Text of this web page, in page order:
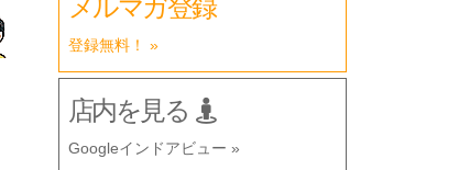
メルマガ登録
登録無料！ »
店内を見る
Googleインドアビュー »